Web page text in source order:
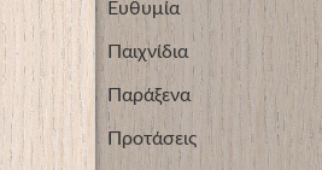
Ευθυμία
Παιχνίδια
Παράξενα
Προτάσεις